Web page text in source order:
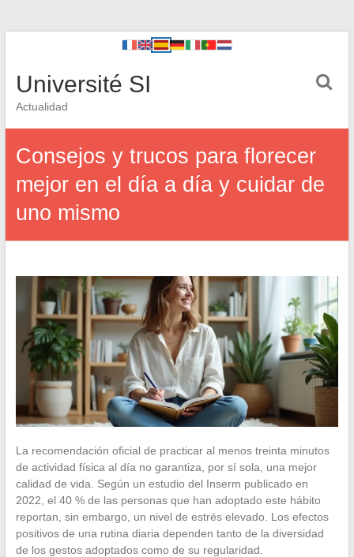
Université SI
Actualidad
Consejos y trucos para florecer
mejor en el día a día y cuidar de
uno mismo
La recomendación oficial de practicar al menos treinta minutos
de actividad física al día no garantiza, por sí sola, una mejor
calidad de vida. Según un estudio del Inserm publicado en
2022, el 40 % de las personas que han adoptado este hábito
reportan, sin embargo, un nivel de estrés elevado. Los efectos
positivos de una rutina diaria dependen tanto de la diversidad
de los gestos adoptados como de su regularidad.